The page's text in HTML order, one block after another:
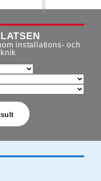
installations- och